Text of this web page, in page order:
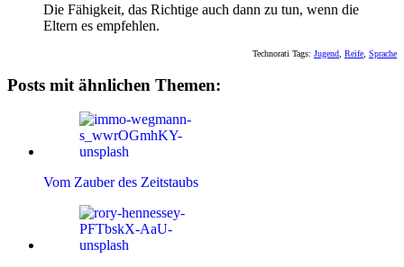
Die Fähigkeit, das Richtige auch dann zu tun, wenn die
Eltern es empfehlen.
Technorati Tags: Jugend Reife Sprache
Posts mit ähnlichen Themen:
Vom Zauber des Zeitstaubs